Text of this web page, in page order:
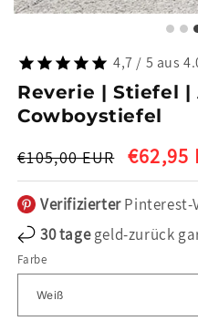
4,7 / 5 aus
Reverie | Stiefel
Cowboystiefel
Normaler
€105,00 EUR €62,95
VerifizierterPinterest-
30 tagegeld-zurück
Farbe